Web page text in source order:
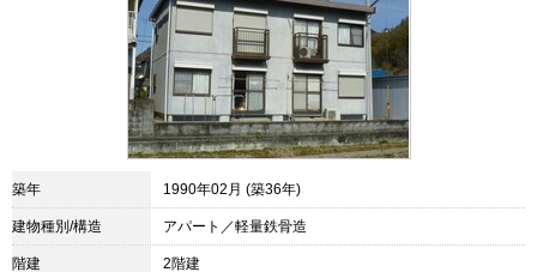
築年 1990年02月 (築36年)
建物種別/構造 アパート／軽量鉄骨造
階建 2階建